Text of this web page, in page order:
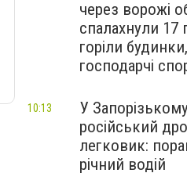
через ворожі
спалахнули 17
горіли
господарчі
У
російський
легковик:
річний водій
10:13